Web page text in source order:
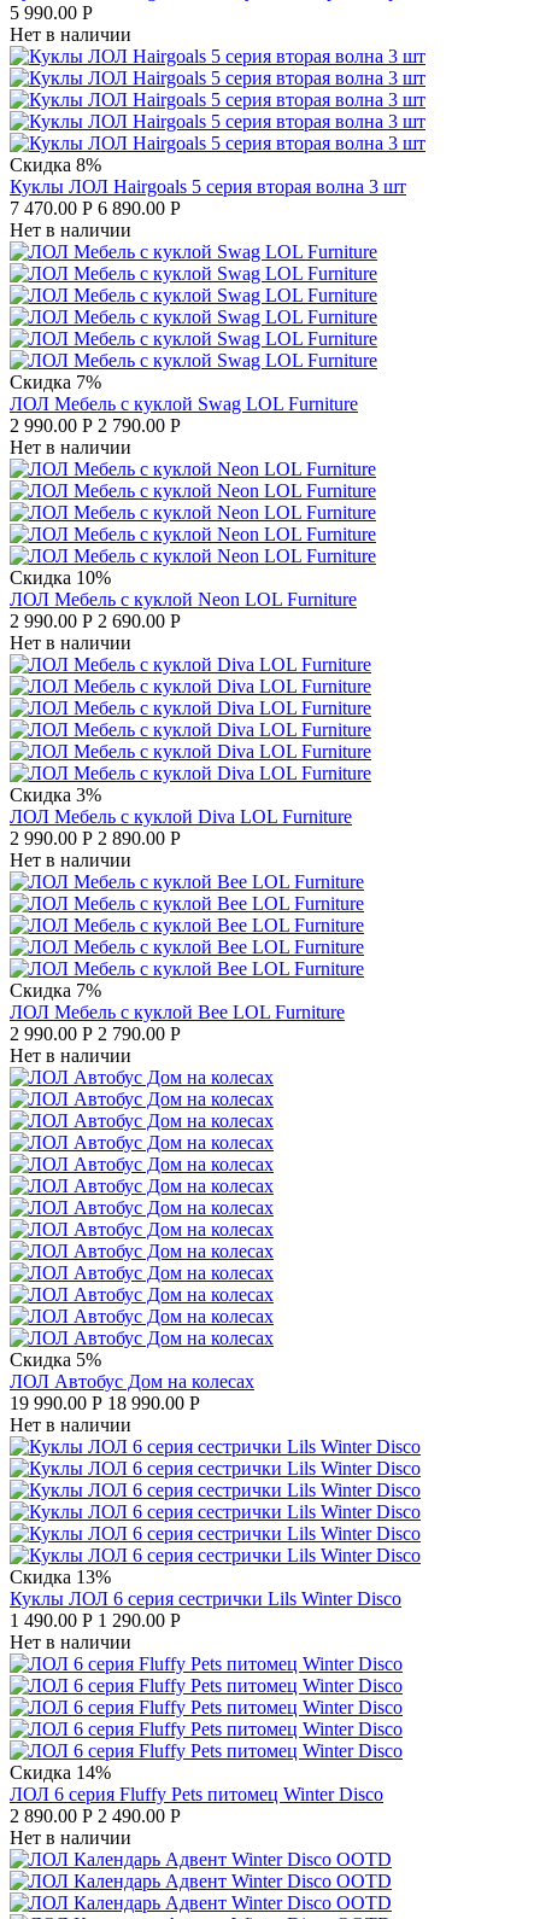
5 990.00 Р
Нет в наличии
Скидка 8%
Куклы ЛОЛ Hairgoals 5 серия вторая волна 3 шт
7 470.00 Р 6 890.00 Р
Нет в наличии
Скидка 7%
ЛОЛ Мебель с куклой Swag LOL Furniture
2 990.00 Р 2 790.00 Р
Нет в наличии
Скидка 10%
ЛОЛ Мебель с куклой Neon LOL Furniture
2 990.00 Р 2 690.00 Р
Нет в наличии
Скидка 3%
ЛОЛ Мебель с куклой Diva LOL Furniture
2 990.00 Р 2 890.00 Р
Нет в наличии
Скидка 7%
ЛОЛ Мебель с куклой Bee LOL Furniture
2 990.00 Р 2 790.00 Р
Нет в наличии
Скидка 5%
ЛОЛ Автобус Дом на колесах
19 990.00 Р 18 990.00 Р
Нет в наличии
Скидка 13%
Куклы ЛОЛ 6 серия сестрички Lils Winter Disco
1 490.00 Р 1 290.00 Р
Нет в наличии
Скидка 14%
ЛОЛ 6 серия Fluffy Pets питомец Winter Disco
2 890.00 Р 2 490.00 Р
Нет в наличии